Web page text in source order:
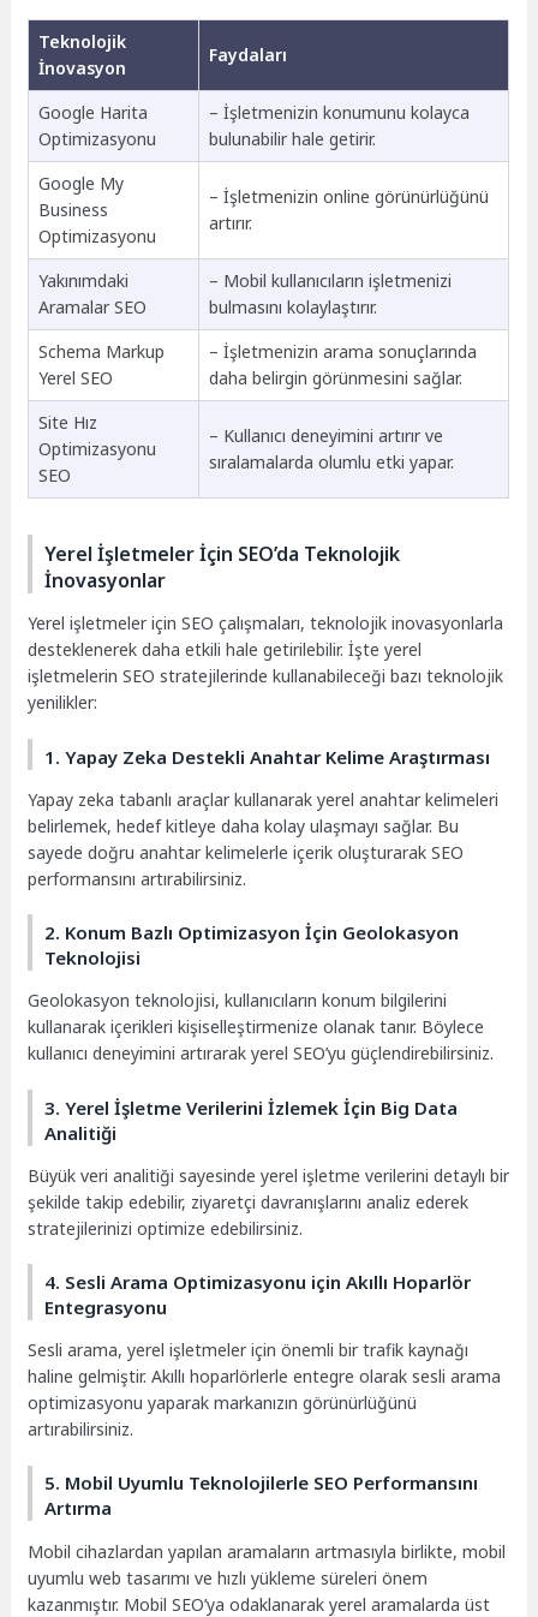
Teknolojik
İnovasyon
Faydaları
Google Harita
Optimizasyonu
– İşletmenizin konumunu kolayca
bulunabilir hale getirir.
Google My
Business
Optimizasyonu
– İşletmenizin online görünürlüğünü
artırır.
Yakınımdaki
Aramalar SEO
– Mobil kullanıcıların işletmenizi
bulmasını kolaylaştırır.
Schema Markup
Yerel SEO
– İşletmenizin arama sonuçlarında
daha belirgin görünmesini sağlar.
Site Hız
Optimizasyonu
SEO
– Kullanıcı deneyimini artırır ve
sıralamalarda olumlu etki yapar.
Yerel İşletmeler İçin SEO’da Teknolojik
İnovasyonlar
Yerel işletmeler için SEO çalışmaları, teknolojik inovasyonlarla
desteklenerek daha etkili hale getirilebilir. İşte yerel
işletmelerin SEO stratejilerinde kullanabileceği bazı teknolojik
yenilikler:
1. Yapay Zeka Destekli Anahtar Kelime Araştırması
Yapay zeka tabanlı araçlar kullanarak yerel anahtar kelimeleri
belirlemek, hedef kitleye daha kolay ulaşmayı sağlar. Bu
sayede doğru anahtar kelimelerle içerik oluşturarak SEO
performansını artırabilirsiniz.
2. Konum Bazlı Optimizasyon İçin Geolokasyon
Teknolojisi
Geolokasyon teknolojisi, kullanıcıların konum bilgilerini
kullanarak içerikleri kişiselleştirmenize olanak tanır. Böylece
kullanıcı deneyimini artırarak yerel SEO’yu güçlendirebilirsiniz.
3. Yerel İşletme Verilerini İzlemek İçin Big Data
Analitiği
Büyük veri analitiği sayesinde yerel işletme verilerini detaylı bir
şekilde takip edebilir, ziyaretçi davranışlarını analiz ederek
stratejilerinizi optimize edebilirsiniz.
4. Sesli Arama Optimizasyonu için Akıllı Hoparlör
Entegrasyonu
Sesli arama, yerel işletmeler için önemli bir trafik kaynağı
haline gelmiştir. Akıllı hoparlörlerle entegre olarak sesli arama
optimizasyonu yaparak markanızın görünürlüğünü
artırabilirsiniz.
5. Mobil Uyumlu Teknolojilerle SEO Performansını
Artırma
Mobil cihazlardan yapılan aramaların artmasıyla birlikte, mobil
uyumlu web tasarımı ve hızlı yükleme süreleri önem
kazanmıştır. Mobil SEO’ya odaklanarak yerel aramalarda üst